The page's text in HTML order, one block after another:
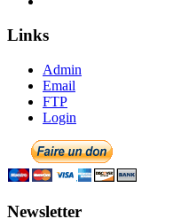
Links
Admin
Email
FTP
Login
Newsletter